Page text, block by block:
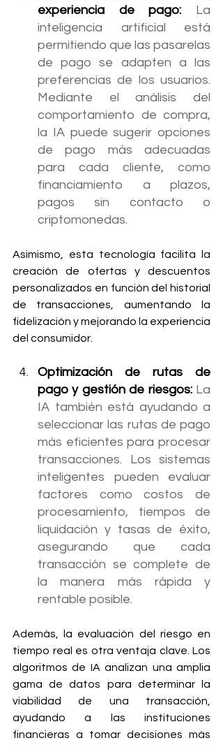
experiencia de pago: La
inteligencia artificial está
permitiendo que las pasarelas
de pago se adapten a las
preferencias de los usuarios.
Mediante el análisis del
comportamiento de compra,
la IA puede sugerir opciones
de pago más adecuadas
para cada cliente, como
financiamiento a plazos,
pagos sin contacto o
criptomonedas.
Asimismo, esta tecnología facilita la
creación de ofertas y descuentos
personalizados en función del historial
de transacciones, aumentando la
fidelización y mejorando la experiencia
del consumidor.
Optimización de rutas de
pago y gestión de riesgos: La
IA también está ayudando a
seleccionar las rutas de pago
más eficientes para procesar
transacciones. Los sistemas
inteligentes pueden evaluar
factores como costos de
procesamiento, tiempos de
liquidación y tasas de éxito,
asegurando que cada
transacción se complete de
la manera más rápida y
rentable posible.
Además, la evaluación del riesgo en
tiempo real es otra ventaja clave. Los
algoritmos de IA analizan una amplia
gama de datos para determinar la
viabilidad de una transacción,
ayudando a las instituciones
financieras a tomar decisiones más